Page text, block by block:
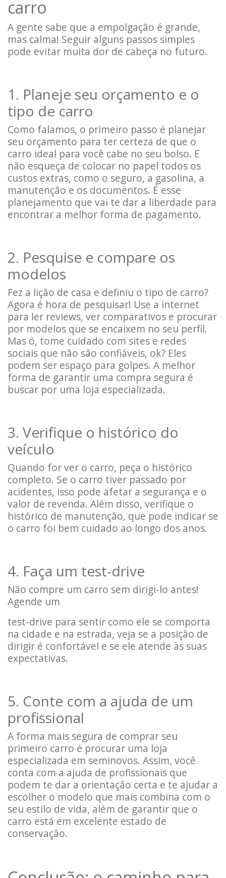
carro
A gente sabe que a empolgação é grande,
mas calma! Seguir alguns passos simples
pode evitar muita dor de cabeça no futuro.
1. Planeje seu orçamento e o
tipo de carro
Como falamos, o primeiro passo é planejar
seu orçamento para ter certeza de que o
carro ideal para você cabe no seu bolso. E
não esqueça de colocar no papel todos os
custos extras, como o seguro, a gasolina, a
manutenção e os documentos. É esse
planejamento que vai te dar a liberdade para
encontrar a melhor forma de pagamento.
2. Pesquise e compare os
modelos
Fez a lição de casa e definiu o tipo de carro?
Agora é hora de pesquisar! Use a internet
para ler reviews, ver comparativos e procurar
por modelos que se encaixem no seu perfil.
Mas ó, tome cuidado com sites e redes
sociais que não são confiáveis, ok? Eles
podem ser espaço para golpes. A melhor
forma de garantir uma compra segura é
buscar por uma loja especializada.
3. Verifique o histórico do
veículo
Quando for ver o carro, peça o histórico
completo. Se o carro tiver passado por
acidentes, isso pode afetar a segurança e o
valor de revenda. Além disso, verifique o
histórico de manutenção, que pode indicar se
o carro foi bem cuidado ao longo dos anos.
4. Faça um test-drive
Não compre um carro sem dirigi-lo antes!
Agende um
test-drive para sentir como ele se comporta
na cidade e na estrada, veja se a posição de
dirigir é confortável e se ele atende às suas
expectativas.
5. Conte com a ajuda de um
profissional
A forma mais segura de comprar seu
primeiro carro é procurar uma loja
especializada em seminovos. Assim, você
conta com a ajuda de profissionais que
podem te dar a orientação certa e te ajudar a
escolher o modelo que mais combina com o
seu estilo de vida, além de garantir que o
carro está em excelente estado de
conservação.